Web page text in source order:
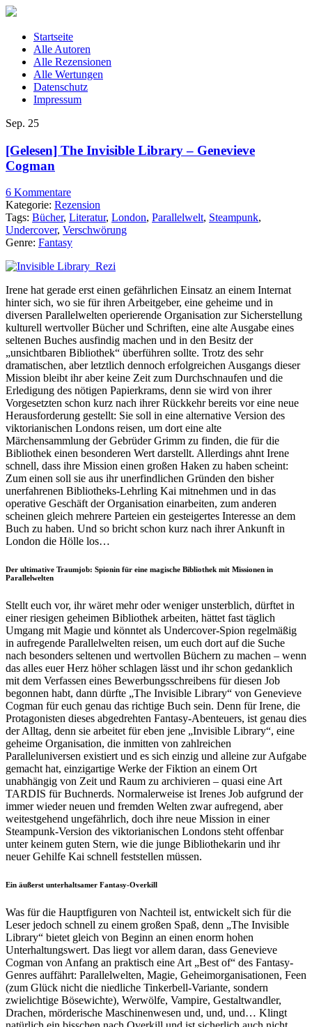
Startseite
Alle Autoren
Alle Rezensionen
Alle Wertungen
Datenschutz
Impressum
Sep. 25
[Gelesen] The Invisible Library – Genevieve
Cogman
6 Kommentare
Kategorie: Rezension
Tags: Bücher, Literatur, London, Parallelwelt, Steampunk,
Undercover, Verschwörung
Genre: Fantasy
Irene hat gerade erst einen gefährlichen Einsatz an einem Internat
hinter sich, wo sie für ihren Arbeitgeber, eine geheime und in
diversen Parallelwelten operierende Organisation zur Sicherstellung
kulturell wertvoller Bücher und Schriften, eine alte Ausgabe eines
seltenen Buches ausfindig machen und in den Besitz der
„unsichtbaren Bibliothek“ überführen sollte. Trotz des sehr
dramatischen, aber letztlich dennoch erfolgreichen Ausgangs dieser
Mission bleibt ihr aber keine Zeit zum Durchschnaufen und die
Erledigung des nötigen Papierkrams, denn sie wird von ihrer
Vorgesetzten schon kurz nach ihrer Rückkehr bereits vor eine neue
Herausforderung gestellt: Sie soll in eine alternative Version des
viktorianischen Londons reisen, um dort eine alte
Märchensammlung der Gebrüder Grimm zu finden, die für die
Bibliothek einen besonderen Wert darstellt. Allerdings ahnt Irene
schnell, dass ihre Mission einen großen Haken zu haben scheint:
Zum einen soll sie aus ihr unerfindlichen Gründen den bisher
unerfahrenen Bibliotheks-Lehrling Kai mitnehmen und in das
operative Geschäft der Organisation einarbeiten, zum anderen
scheinen gleich mehrere Parteien ein gesteigertes Interesse an dem
Buch zu haben. Und so bricht schon kurz nach ihrer Ankunft in
London die Hölle los…
Der ultimative Traumjob: Spionin für eine magische Bibliothek mit Missionen in
Parallelwelten
Stellt euch vor, ihr wäret mehr oder weniger unsterblich, dürftet in
einer riesigen geheimen Bibliothek arbeiten, hättet fast täglich
Umgang mit Magie und könntet als Undercover-Spion regelmäßig
in aufregende Parallelwelten reisen, um euch dort auf die Suche
nach besonders seltenen und wertvollen Büchern zu machen – wenn
das alles euer Herz höher schlagen lässt und ihr schon gedanklich
mit dem Verfassen eines Bewerbungsschreibens für diesen Job
begonnen habt, dann dürfte „The Invisible Library“ von Genevieve
Cogman für euch genau das richtige Buch sein. Denn für Irene, die
Protagonisten dieses abgedrehten Fantasy-Abenteuers, ist genau dies
der Alltag, denn sie arbeitet für eben jene „Invisible Library“, eine
geheime Organisation, die inmitten von zahlreichen
Paralleluniversen existiert und es sich einzig und alleine zur Aufgabe
gemacht hat, einzigartige Werke der Fiktion an einem Ort
unabhängig von Zeit und Raum zu archivieren – quasi eine Art
TARDIS für Buchnerds. Normalerweise ist Irenes Job aufgrund der
immer wieder neuen und fremden Welten zwar aufregend, aber
weitestgehend ungefährlich, doch ihre neue Mission in einer
Steampunk-Version des viktorianischen Londons steht offenbar
unter keinem guten Stern, wie die junge Bibliothekarin und ihr
neuer Gehilfe Kai schnell feststellen müssen.
Ein äußerst unterhaltsamer Fantasy-Overkill
Was für die Hauptfiguren von Nachteil ist, entwickelt sich für die
Leser jedoch schnell zu einem großen Spaß, denn „The Invisible
Library“ bietet gleich von Beginn an einen enorm hohen
Unterhaltungswert. Das liegt vor allem daran, dass Genevieve
Cogman von Anfang an praktisch eine Art „Best of“ des Fantasy-
Genres auffährt: Parallelwelten, Magie, Geheimorganisationen, Feen
(zum Glück nicht die niedliche Tinkerbell-Variante, sondern
zwielichtige Bösewichte), Werwölfe, Vampire, Gestaltwandler,
Drachen, mörderische Maschinenwesen und, und, und… Klingt